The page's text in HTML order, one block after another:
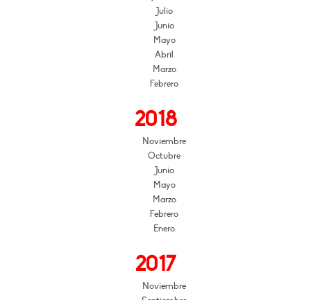
Julio
Junio
Mayo
Abril
Marzo
Febrero
2018
Noviembre
Octubre
Junio
Mayo
Marzo
Febrero
Enero
2017
Noviembre